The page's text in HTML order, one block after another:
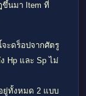
ขึ้นมา Item ที่
ะดร็อปจากศัตรู
Hp และ Sp ไม่
ยู่ทั้งหมด 2 แบบ